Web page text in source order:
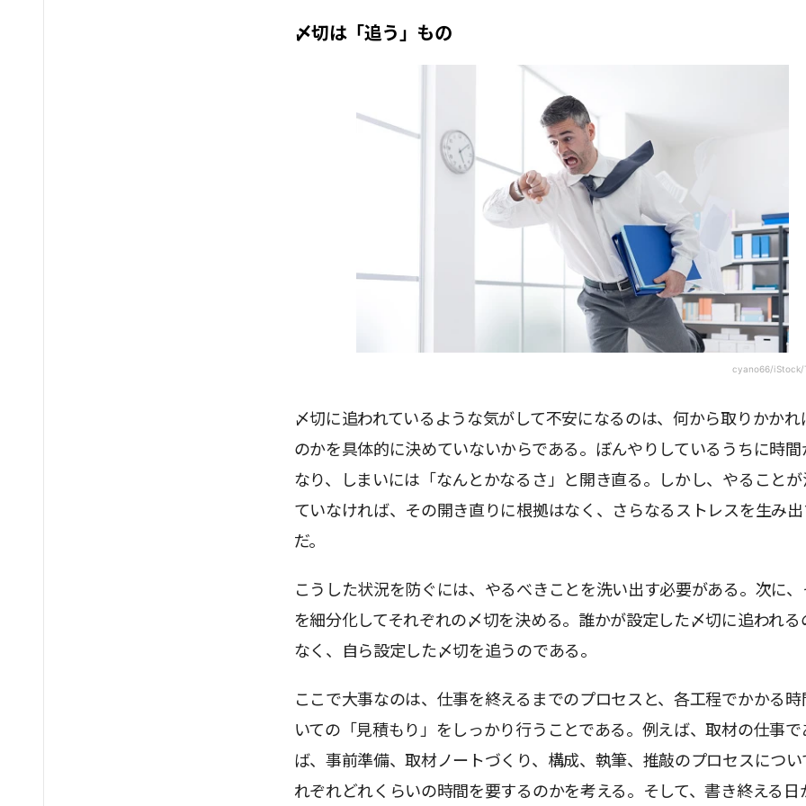
〆切は「追う」もの
cyano66/iStock/
〆切に追われているような気がして不安になるのは、何から取りかかれ
のかを具体的に決めていないからである。ぼんやりしているうちに時間
なり、しまいには「なんとかなるさ」と開き直る。しかし、やることが
ていなければ、その開き直りに根拠はなく、さらなるストレスを生み
だ。
こうした状況を防ぐには、やるべきことを洗い出す必要がある。次に、
を細分化してそれぞれの〆切を決める。誰かが設定した〆切に追われる
なく、自ら設定した〆切を追うのである。
ここで大事なのは、仕事を終えるまでのプロセスと、各工程でかかる時
いての「見積もり」をしっかり行うことである。例えば、取材の仕事で
ば、事前準備、取材ノートづくり、構成、執筆、推敲のプロセスについ
れぞれどれくらいの時間を要するのかを考える。そして、書き終える日